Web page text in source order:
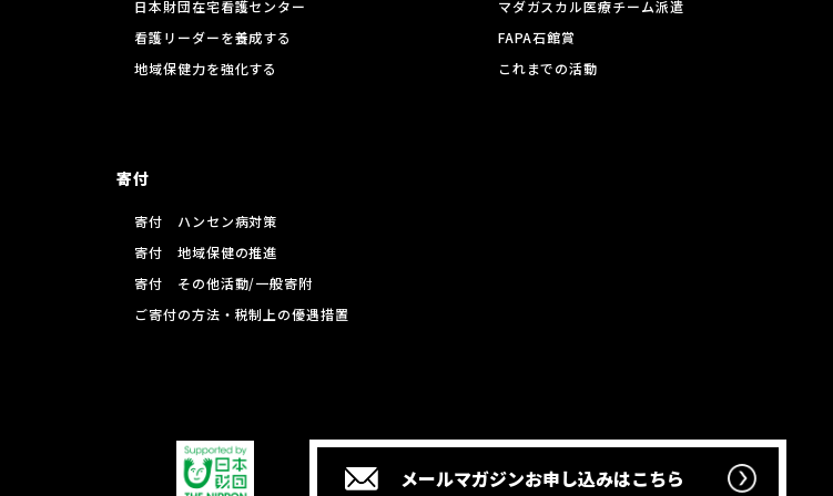
日本財団在宅看護センター
看護リーダーを養成する
地域保健力を強化する
マダガスカル医療チーム派遣
FAPA石館賞
これまでの活動
寄付
寄付 ハンセン病対策
寄付 地域保健の推進
寄付 その他活動/一般寄附
ご寄付の方法・税制上の優遇措置
メールマガジンお申し込みはこちら